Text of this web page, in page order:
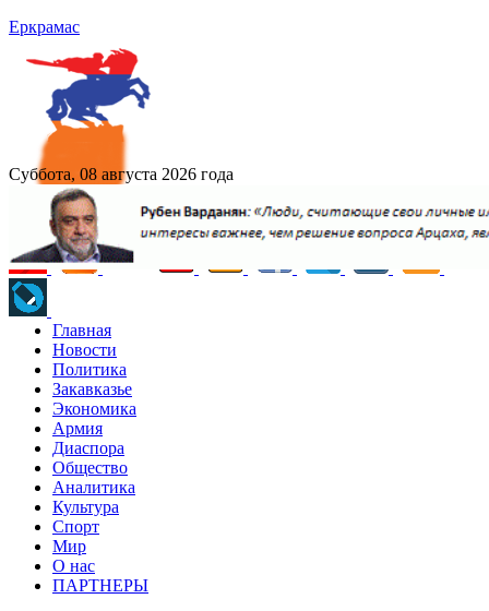
Еркрамас
Суббота, 08 августа 2026 года
Главная
Новости
Политика
Закавказье
Экономика
Армия
Диаспора
Общество
Аналитика
Культура
Спорт
Мир
О нас
ПАРТНЕРЫ